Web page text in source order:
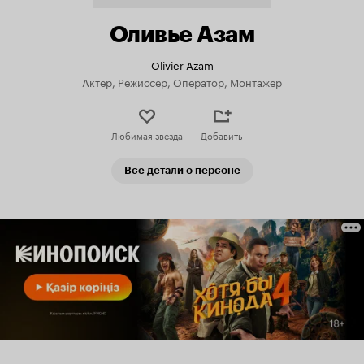
Оливье Азам
Olivier Azam
Актер, Режиссер, Оператор, Монтажер
Любимая звезда Добавить
Все детали о персоне